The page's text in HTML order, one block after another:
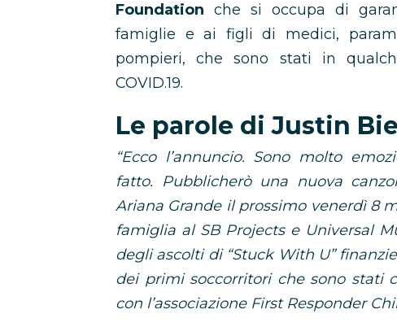
Foundation che si occupa di
famiglie e ai figli di medici,
pompieri, che sono stati in
COVID.19.
Le parole di Justin
“Ecco l’annuncio. Sono molto
fatto. Pubblicherò una nuova
Ariana Grande il prossimo venerdì 8
famiglia al SB Projects e Universal
degli ascolti di “Stuck With U”
dei primi soccorritori che sono stati
con l’associazione First Responder